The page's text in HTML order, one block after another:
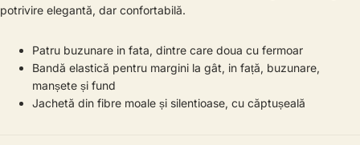
potrivire elegantă, dar confortabilă.
Patru buzunare in fata, dintre care doua cu fermoar
Bandă elastică pentru margini la gât, in față, buzunare,
manșete și fund
Jachetă din fibre moale și silentioase, cu căptușeală